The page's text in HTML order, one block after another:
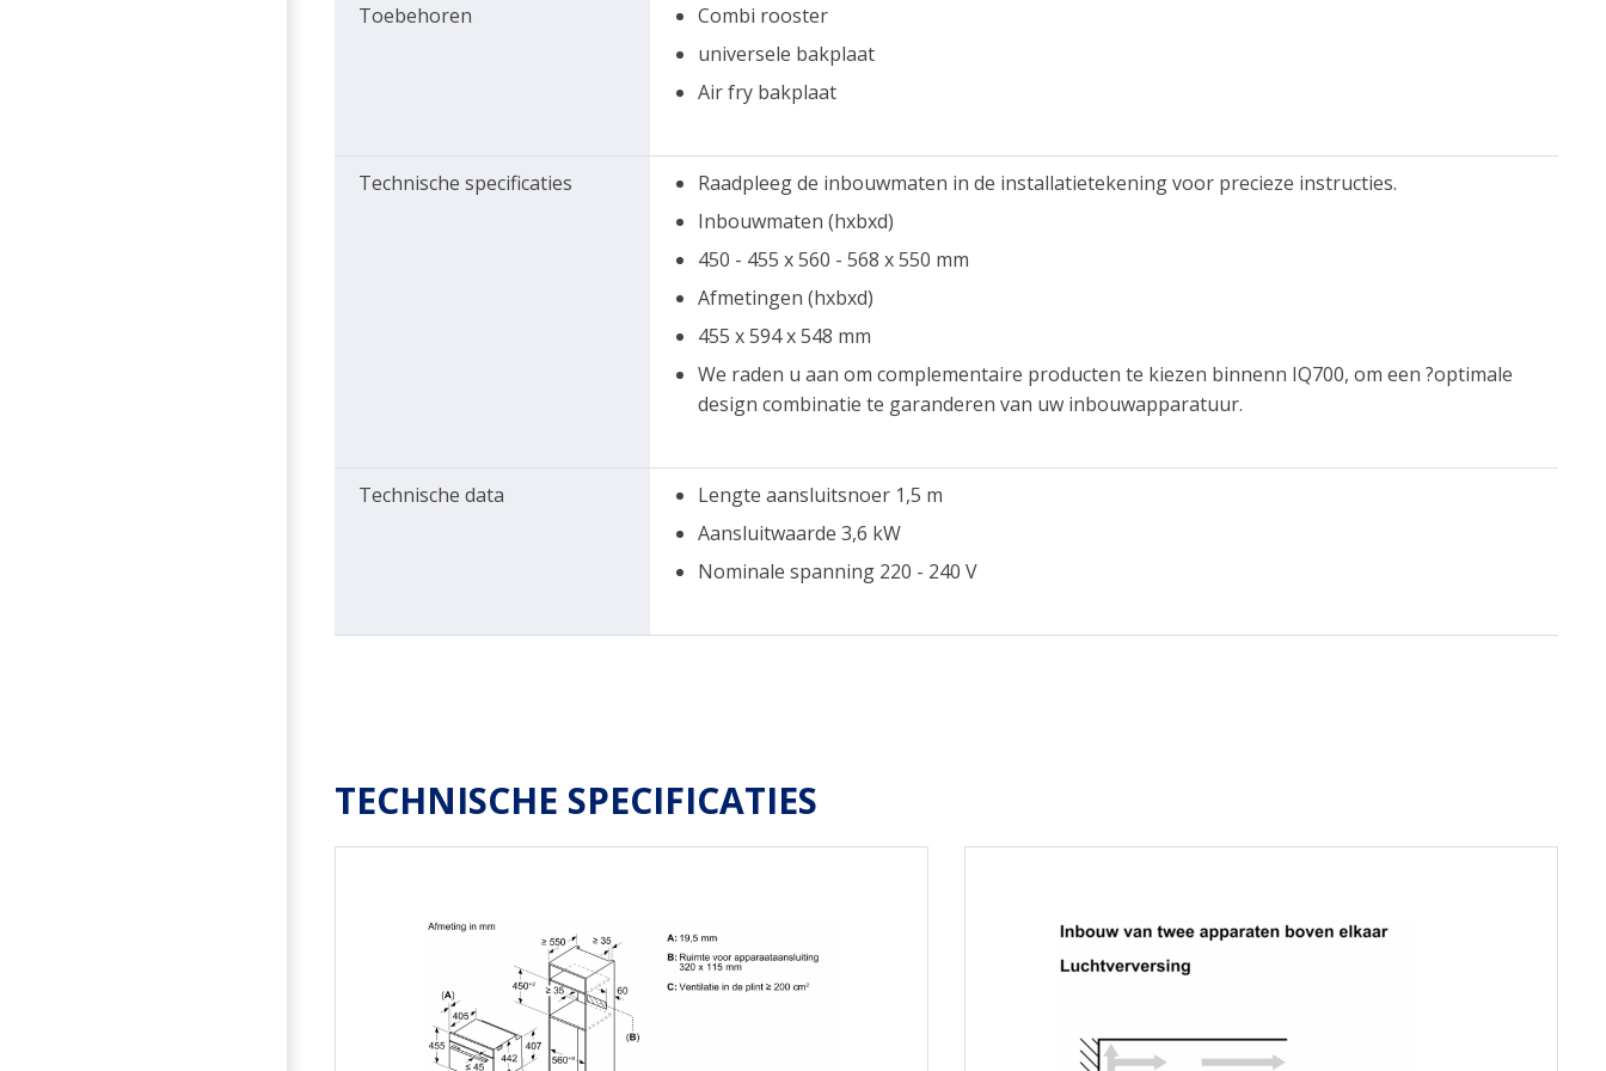
Toebehoren
Combi rooster
universele bakplaat
Air fry bakplaat
Technische specificaties
Raadpleeg de inbouwmaten in de installatietekening voor precieze instructies.
Inbouwmaten (hxbxd)
450 - 455 x 560 - 568 x 550 mm
Afmetingen (hxbxd)
455 x 594 x 548 mm
We raden u aan om complementaire producten te kiezen binnenn IQ700, om een ?optimale
design combinatie te garanderen van uw inbouwapparatuur.
Technische data
Lengte aansluitsnoer 1,5 m
Aansluitwaarde 3,6 kW
Nominale spanning 220 - 240 V
TECHNISCHE SPECIFICATIES